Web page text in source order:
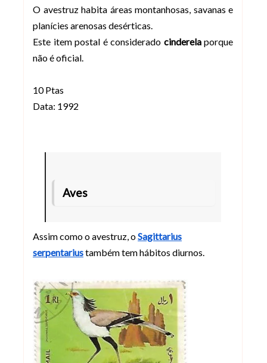
O avestruz habita áreas montanhosas, savanas e
planícies arenosas desérticas.
Este item postal é considerado cinderelaporque
não é oficial.
10 Ptas
Data: 1992
Aves
Assim como o avestruz, oSagittarius
serpentariustambém tem hábitos diurnos.